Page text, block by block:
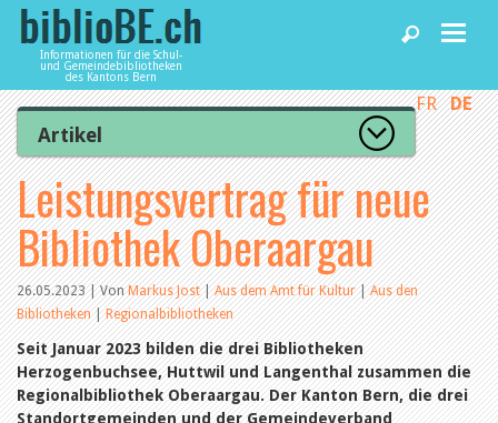
Informationen für die Schul-
und Gemeindebibliotheken
des Kantons Bern
Home
News und Fachbeiträge
Bibliotheken
Agenda
Dienstleistungen
FR DE
Artikel
Zur Artikelübersicht
Lesenswert
Gut bewertet
Kategorien
Aus dem Amt für Kultur
Aus der Kommission
Aus den Bibliotheken
Organisation
Raum und Infrastruktur
Bestand
Benutzung
Finanzen
Leistungsvertrag für neue
Bibliothek Oberaargau
26.05.2023 | VonMarkus Jost|Aus dem Amt für Kultur|Aus den
Bibliotheken|Regionalbibliotheken
Seit Januar 2023 bilden die drei Bibliotheken
Herzogenbuchsee, Huttwil und Langenthal zusammen die
Regionalbibliothek Oberaargau. Der Kanton Bern, die drei
Standortgemeinden und der Gemeindeverband